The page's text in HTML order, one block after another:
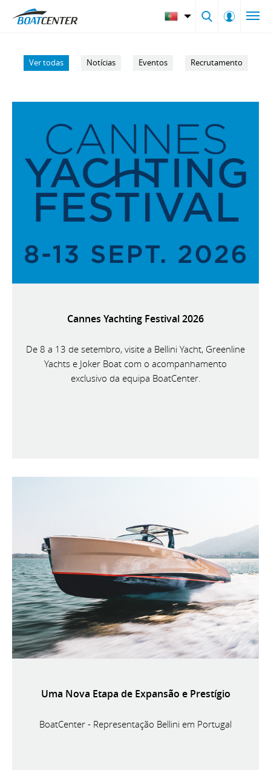
Ver todas Notícias Eventos Recrutamento
Cannes Yachting Festival 2026
De 8 a 13 de setembro, visite a Bellini Yacht, Greenline
Yachts e Joker Boat com o acompanhamento
exclusivo da equipa BoatCenter.
Uma Nova Etapa de Expansão e Prestígio
BoatCenter - Representação Bellini em Portugal